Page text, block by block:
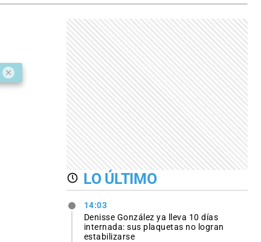
LO ÚLTIMO
14:03
Denisse González ya lleva 10 días
internada: sus plaquetas no logran
estabilizarse